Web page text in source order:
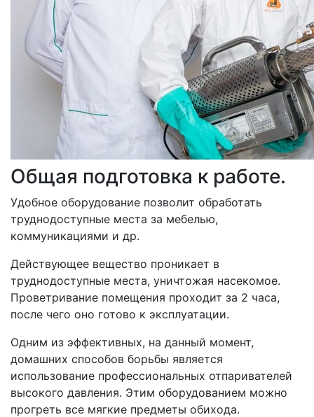
Общая подготовка к работе.
Удобное оборудование позволит обработать
труднодоступные места за мебелью,
коммуникациями и др.
Действующее вещество проникает в
труднодоступные места, уничтожая насекомое.
Проветривание помещения проходит за 2 часа,
после чего оно готово к эксплуатации.
Одним из эффективных, на данный момент,
домашних способов борьбы является
использование профессиональных отпаривателей
высокого давления. Этим оборудованием можно
прогреть все мягкие предметы обихода.